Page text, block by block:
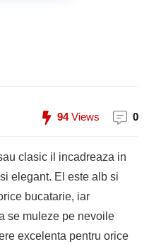
94Views 0
clasic il incadreaza in
elegant. El este alb si
bucatarie, iar
se muleze pe nevoile
excelenta pentru orice